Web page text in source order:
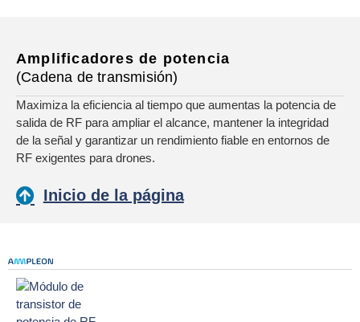
Amplificadores de potencia
(Cadena de transmisión)
Maximiza la eficiencia al tiempo que aumentas la potencia de
salida de RF para ampliar el alcance, mantener la integridad
de la señal y garantizar un rendimiento fiable en entornos de
RF exigentes para drones.
Inicio de la página